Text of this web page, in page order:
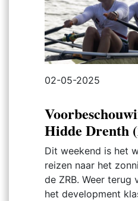
02-05-2025
Hidde Drenth
Dit weekend is het
reizen naar het
de ZRB. Weer terug
het development